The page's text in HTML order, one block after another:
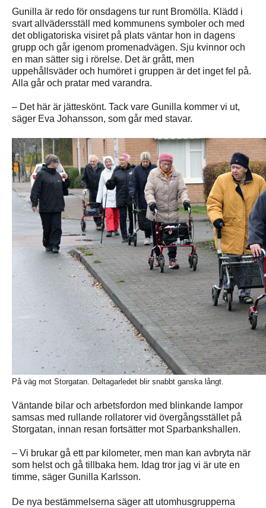
Gunilla är redo för onsdagens tur runt Bromölla. Klädd i
svart allvädersställ med kommunens symboler och med
det obligatoriska visiret på plats väntar hon in dagens
grupp och går igenom promenadvägen. Sju kvinnor och
en man sätter sig i rörelse. Det är grått, men
uppehållsväder och humöret i gruppen är det inget fel på.
Alla går och pratar med varandra.
– Det här är jätteskönt. Tack vare Gunilla kommer vi ut,
säger Eva Johansson, som går med stavar.
På väg mot Storgatan. Deltagarledet blir snabbt ganska långt.
Väntande bilar och arbetsfordon med blinkande lampor
samsas med rullande rollatorer vid övergångsstället på
Storgatan, innan resan fortsätter mot Sparbankshallen.
– Vi brukar gå ett par kilometer, men man kan avbryta när
som helst och gå tillbaka hem. Idag tror jag vi är ute en
timme, säger Gunilla Karlsson.
De nya bestämmelserna säger att utomhusgrupperna